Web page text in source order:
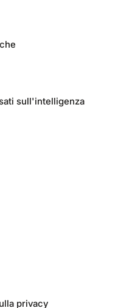
sull'intelligenza
privacy